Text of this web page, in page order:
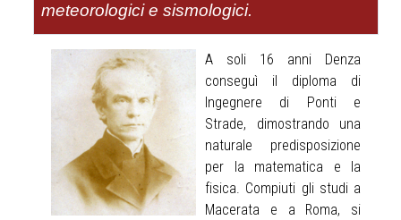
meteorologici e sismologici.
A soli 16 anni Denza
conseguì il diploma di
Ingegnere di Ponti e
Strade, dimostrando una
naturale predisposizione
per la matematica e la
fisica. Compiuti gli studi a
Macerata e a Roma, si